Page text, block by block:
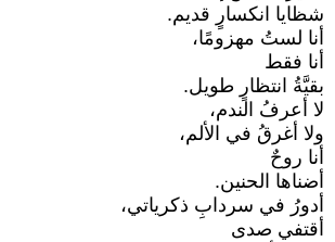
شظايا انكسارٍ قديم.
أنا لستُ مهزومًا،
أنا فقط
بقيَّةُ انتظارٍ طويل.
لا أعرفُ الندم،
ولا أغرقُ في الألم،
أنا روحٌ
أضناها الحنين.
أدورُ في سردابِ ذكرياتي،
أقتفي صدى